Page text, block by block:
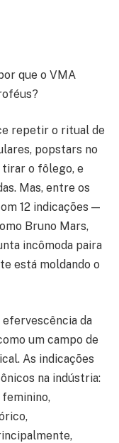
que o VMA
repetir o ritual de
popstars no
o fôlego, e
Mas, entre os
12 indicações —
Bruno Mars,
incômoda paira
está moldando o
da
um campo de
As indicações
na indústria: